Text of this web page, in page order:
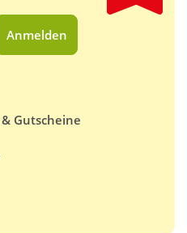
Anmelden
Gutscheine